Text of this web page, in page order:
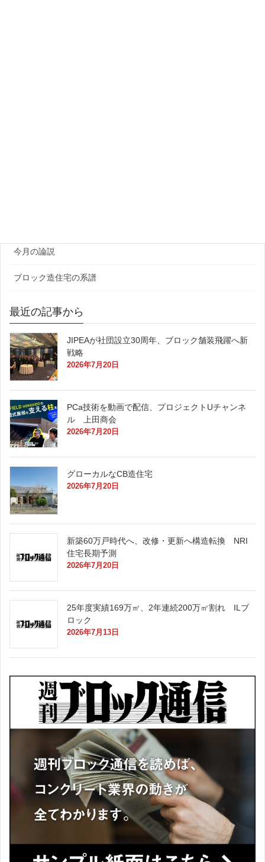
今月の論説
ブロック造住宅の系譜
最近の記事から
JIPEAが社団設立30周年、ブロック舗装飛躍へ新
戦略
2026年7月20日
PCa技術を動画で配信、プロジェクトUチャンネ
ル 上田商会
2026年7月20日
グローカルなCB造住宅
2026年7月20日
新築60万戸時代へ、改修・更新へ構造転換 NRI
住宅長期予測
2026年7月20日
25年度実績169万㎡、2年連続200万㎡割れ ILブ
ロック
2026年7月13日